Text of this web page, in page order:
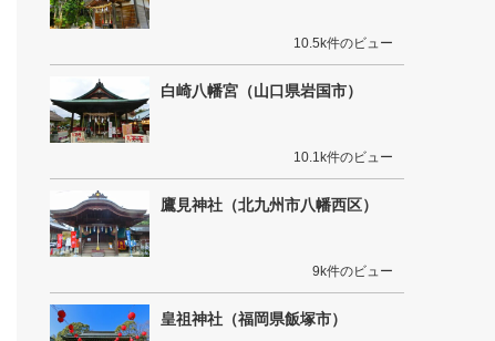
10.5k件のビュー
白崎八幡宮（山口県岩国市）
10.1k件のビュー
鷹見神社（北九州市八幡西区）
9k件のビュー
皇祖神社（福岡県飯塚市）